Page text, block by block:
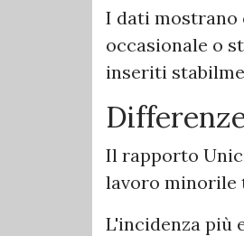
I dati mostrano
occasionale o
inseriti
Il rapporto
lavoro minorile
L'incidenza più